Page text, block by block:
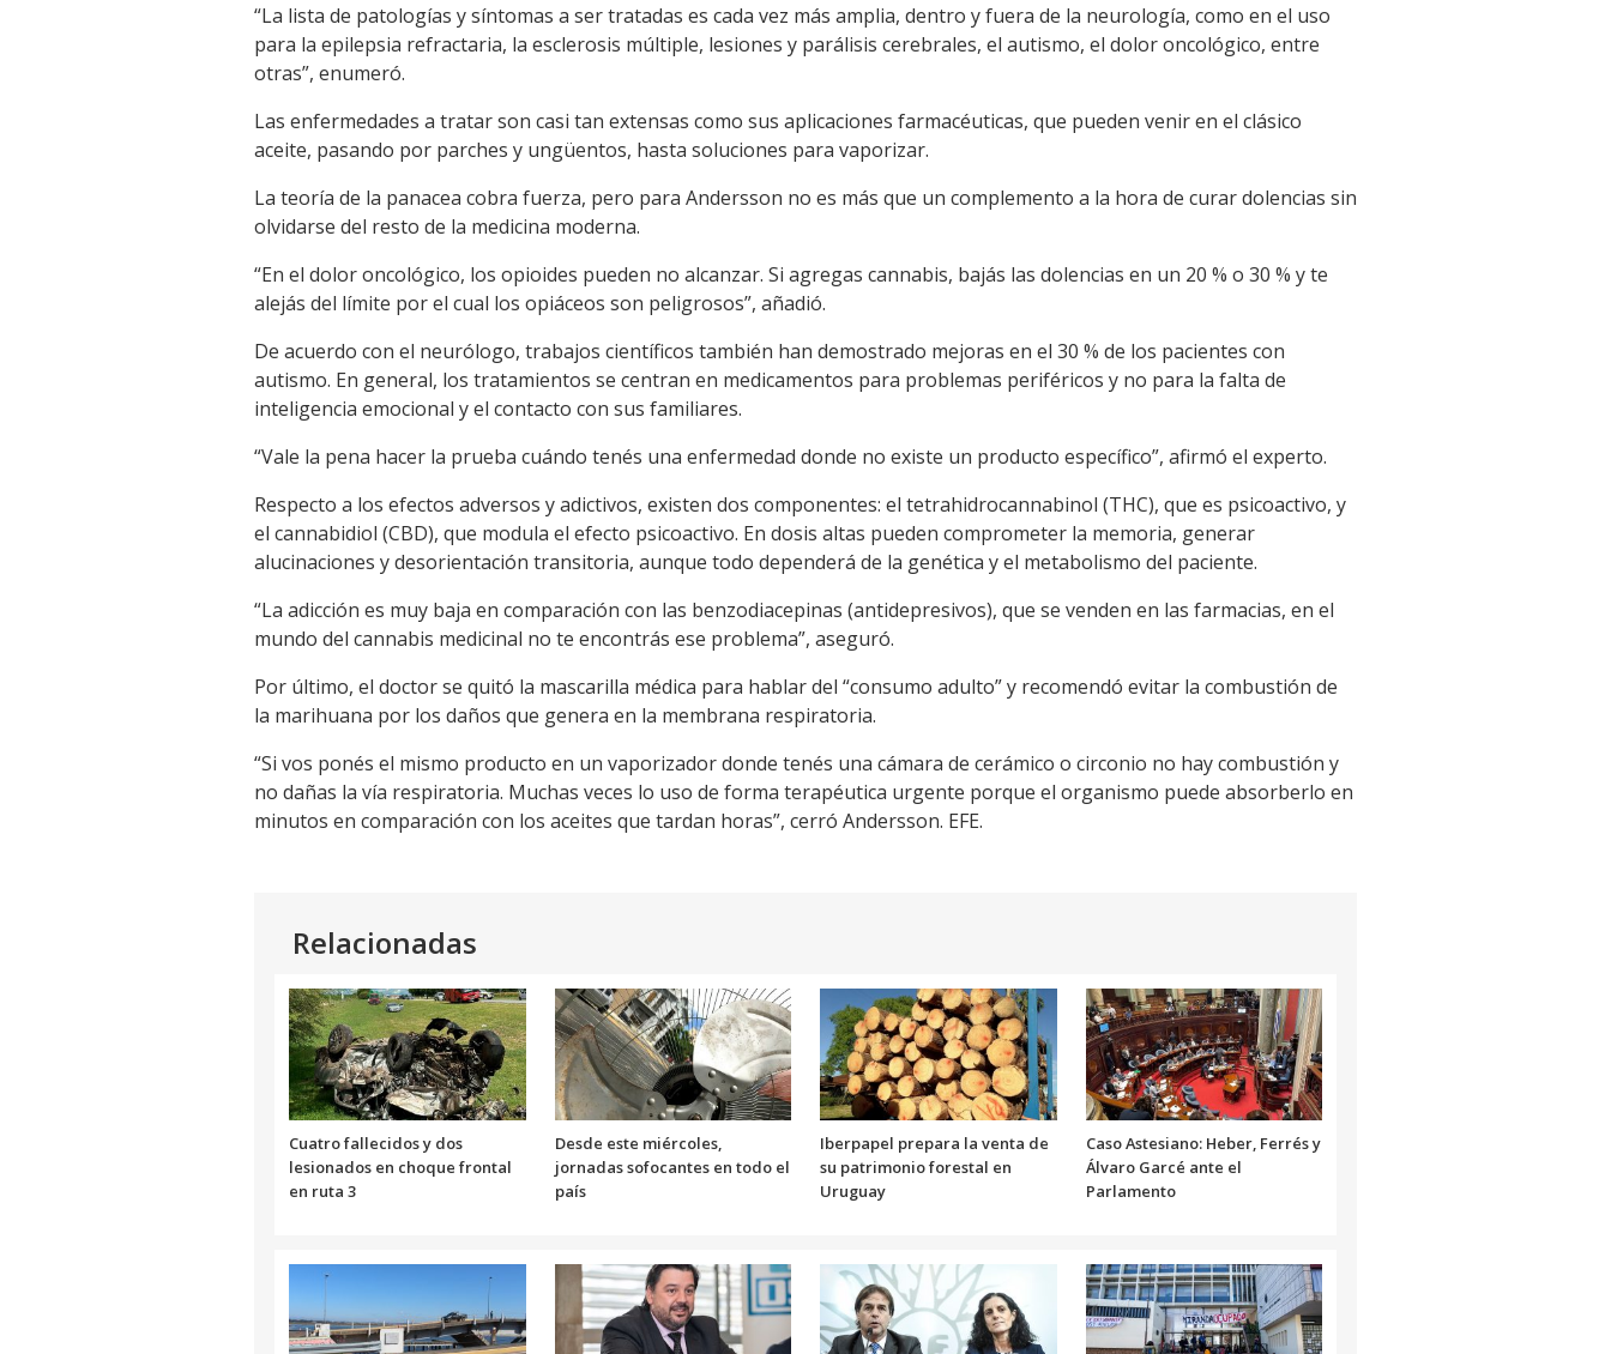
“La lista de patologías y síntomas a ser tratadas es cada vez más amplia, dentro y fuera de la neurología, como en el uso
para la epilepsia refractaria, la esclerosis múltiple, lesiones y parálisis cerebrales, el autismo, el dolor oncológico, entre
otras”, enumeró.
Las enfermedades a tratar son casi tan extensas como sus aplicaciones farmacéuticas, que pueden venir en el clásico
aceite, pasando por parches y ungüentos, hasta soluciones para vaporizar.
La teoría de la panacea cobra fuerza, pero para Andersson no es más que un complemento a la hora de curar dolencias sin
olvidarse del resto de la medicina moderna.
“En el dolor oncológico, los opioides pueden no alcanzar. Si agregas cannabis, bajás las dolencias en un 20 % o 30 % y te
alejás del límite por el cual los opiáceos son peligrosos”, añadió.
De acuerdo con el neurólogo, trabajos científicos también han demostrado mejoras en el 30 % de los pacientes con
autismo. En general, los tratamientos se centran en medicamentos para problemas periféricos y no para la falta de
inteligencia emocional y el contacto con sus familiares.
“Vale la pena hacer la prueba cuándo tenés una enfermedad donde no existe un producto específico”, afirmó el experto.
Respecto a los efectos adversos y adictivos, existen dos componentes: el tetrahidrocannabinol (THC), que es psicoactivo, y
el cannabidiol (CBD), que modula el efecto psicoactivo. En dosis altas pueden comprometer la memoria, generar
alucinaciones y desorientación transitoria, aunque todo dependerá de la genética y el metabolismo del paciente.
“La adicción es muy baja en comparación con las benzodiacepinas (antidepresivos), que se venden en las farmacias, en el
mundo del cannabis medicinal no te encontrás ese problema”, aseguró.
Por último, el doctor se quitó la mascarilla médica para hablar del “consumo adulto” y recomendó evitar la combustión de
la marihuana por los daños que genera en la membrana respiratoria.
“Si vos ponés el mismo producto en un vaporizador donde tenés una cámara de cerámico o circonio no hay combustión y
no dañas la vía respiratoria. Muchas veces lo uso de forma terapéutica urgente porque el organismo puede absorberlo en
minutos en comparación con los aceites que tardan horas”, cerró Andersson. EFE.
Relacionadas
Cuatro fallecidos y dos
lesionados en choque frontal
en ruta 3
Desde este miércoles,
jornadas sofocantes en todo el
país
Iberpapel prepara la venta de
su patrimonio forestal en
Uruguay
Caso Astesiano: Heber, Ferrés y
Álvaro Garcé ante el
Parlamento